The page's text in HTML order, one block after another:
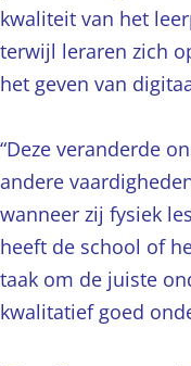
kwaliteit van het
terwijl leraren zich
het geven van
“Deze veranderde
andere
wanneer zij fysiek
heeft de school of
taak om de juiste
kwalitatief goed